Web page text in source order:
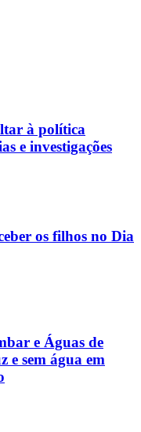
à política
e investigações
os filhos no Dia
e Águas de
e sem água em